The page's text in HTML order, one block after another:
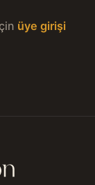
üye girişi